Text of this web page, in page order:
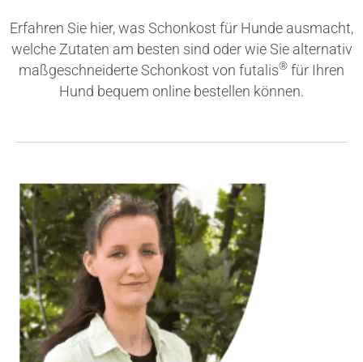
Erfahren Sie hier, was Schonkost für Hunde ausmacht,
welche Zutaten am besten sind oder wie Sie alternativ
maßgeschneiderte Schonkost von futalis® für Ihren
Hund bequem online bestellen können.